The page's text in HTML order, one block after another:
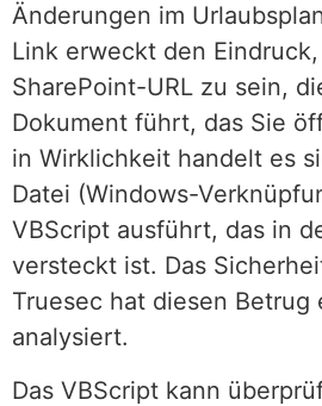
Änderungen im
Link erweckt den
SharePoint-URL zu sein,
Dokument führt, das Sie
in Wirklichkeit handelt es
Datei (Windows-
VBScript ausführt, das in
versteckt ist. Das
Truesec hat diesen Betrug
analysiert.
Das VBScript kann